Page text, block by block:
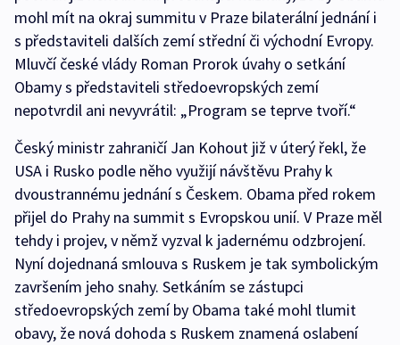
mohl mít na okraj summitu v Praze bilaterální jednání i
s představiteli dalších zemí střední či východní Evropy.
Mluvčí české vlády Roman Prorok úvahy o setkání
Obamy s představiteli středoevropských zemí
nepotvrdil ani nevyvrátil: „Program se teprve tvoří.“
Český ministr zahraničí Jan Kohout již v úterý řekl, že
USA i Rusko podle něho využijí návštěvu Prahy k
dvoustrannému jednání s Českem. Obama před rokem
přijel do Prahy na summit s Evropskou unií. V Praze měl
tehdy i projev, v němž vyzval k jadernému odzbrojení.
Nyní dojednaná smlouva s Ruskem je tak symbolickým
završením jeho snahy. Setkáním se zástupci
středoevropských zemí by Obama také mohl tlumit
obavy, že nová dohoda s Ruskem znamená oslabení